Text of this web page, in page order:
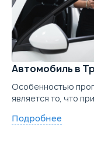
Автомобиль в
Особенностью
является то, что
Подробнее